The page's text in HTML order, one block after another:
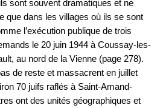
sont souvent dramatiques et ne
que dans les villages où ils se sont
l’exécution publique de trois
le 20 juin 1944 à Coussay-les-
au nord de la Vienne (page 278).
de reste et massacrent en juillet
70 juifs raflés à Saint-Amand-
ont des unités géographiques et